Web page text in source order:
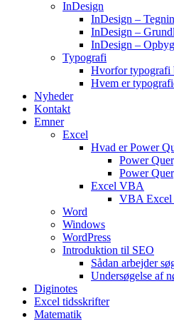
InDesign
InDesign –
InDesign –
InDesign –
Typografi
Hvorfor typografi
Hvem er
Nyheder
Kontakt
Emner
Excel
Hvad er Power
Power
Power
Excel VBA
VBA Excel
Word
Windows
WordPress
Introduktion til SEO
Sådan arbejder
Undersøgelse af
Diginotes
Excel tidsskrifter
Matematik